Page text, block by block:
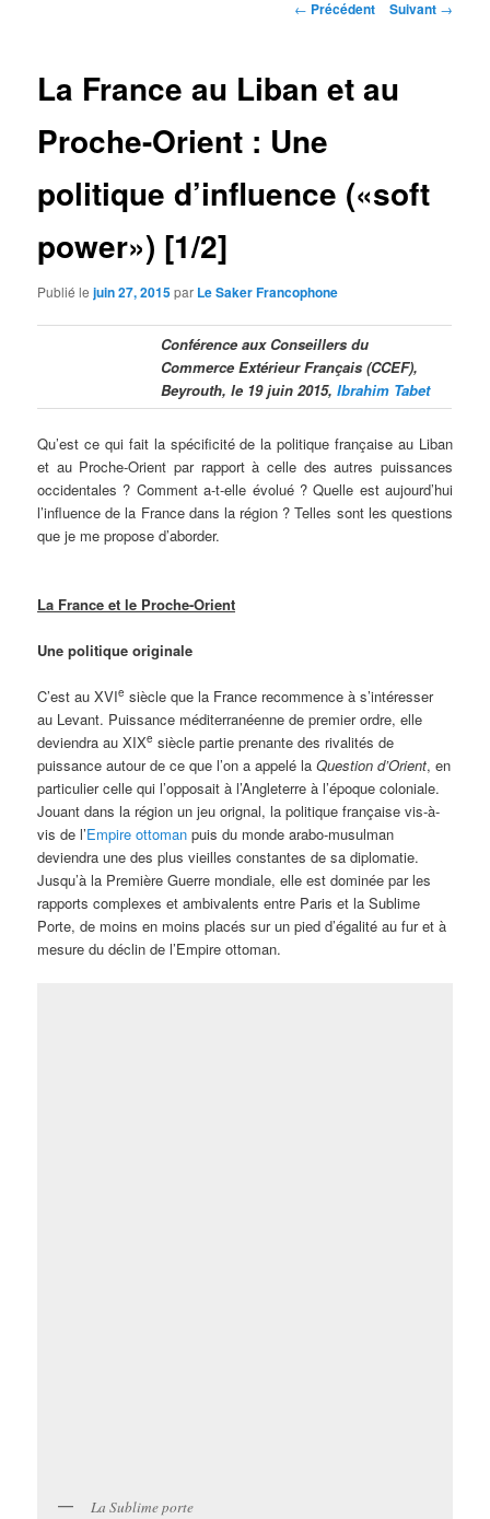
Navigation
← Précédent Suivant →
La France au Liban et au
Proche-Orient : Une
politique d’influence («soft
power») [1/2]
Publié lejuin 27, 2015par Le Saker Francophone
Conférence aux Conseillers du
Commerce Extérieur Français (CCEF),
Beyrouth, le 19 juin 2015,Ibrahim Tabet
Qu’est ce qui fait la spécificité de la politique française au Liban
et au Proche-Orient par rapport à celle des autres puissances
occidentales ? Comment a-t-elle évolué ? Quelle est aujourd’hui
l’influence de la France dans la région ? Telles sont les questions
que je me propose d’aborder.
La France et le Proche-Orient
Une politique originale
C’est au XVIe siècle que la France recommence à s’intéresser
au Levant. Puissance méditerranéenne de premier ordre, elle
deviendra au XIXe siècle partie prenante des rivalités de
puissance autour de ce que l’on a appelé laQuestion d’Orient, en
particulier celle qui l’opposait à l’Angleterre à l’époque coloniale.
Jouant dans la région un jeu orignal, la politique française vis-à-
vis de l’Empire ottoman puis du monde arabo-musulman
deviendra une des plus vieilles constantes de sa diplomatie.
Jusqu’à la Première Guerre mondiale, elle est dominée par les
rapports complexes et ambivalents entre Paris et la Sublime
Porte, de moins en moins placés sur un pied d’égalité au fur et à
mesure du déclin de l’Empire ottoman.
La Sublime porte